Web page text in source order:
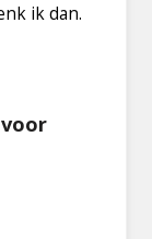
ik dan.